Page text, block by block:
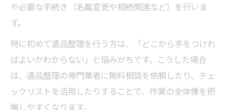
遺品整理後の思い出の保存アイデア
や必要な手続き（名義変更や相続関連など）を行いま
す。
特に初めて遺品整理を行う方は、「どこから手をつけれ
ばよいかわからない」と悩みがちです。こうした場合
は、遺品整理の専門業者に無料相談を依頼したり、チェ
ックリストを活用したりすることで、作業の全体像を把